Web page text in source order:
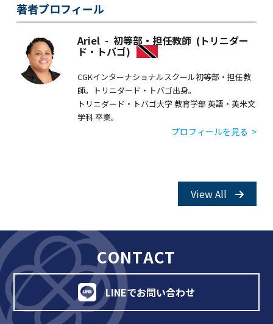
著者プロフィール
Ariel - 初等部・担任教師 (トリニダー
ド・トバゴ)
CGKインターナショナルスクール初等部・担任教
師。トリニダード・トバゴ出身。
トリニダード・トバゴ大学 教育学部 英語・英米文
学科 卒業。
プロフィールを見る >
View All
CONTACT
LINEでお問い合わせ